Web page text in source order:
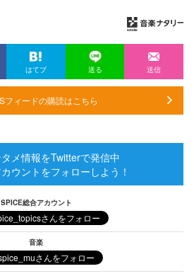
はてブ 送る 送信
フィードの購読はこちら
メ情報をTwitterで発信中
ウントをフォローしよう！
SPICE総合アカウント
音楽